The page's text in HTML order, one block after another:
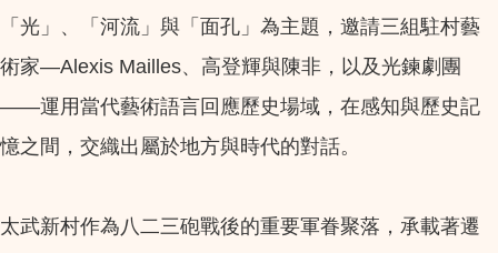
「光」、「河流」與「面孔」為主題，邀請三組駐村藝
術家—Alexis Mailles、高登輝與陳非，以及光鍊劇團
——運用當代藝術語言回應歷史場域，在感知與歷史記
憶之間，交織出屬於地方與時代的對話。
太武新村作為八二三砲戰後的重要軍眷聚落，承載著遷